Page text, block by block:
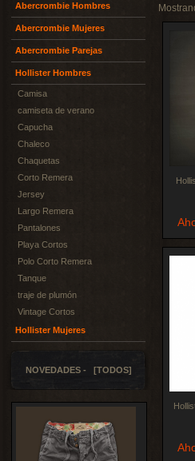
Abercrombie Hombres
Abercrombie Mujeres
Abercrombie Parejas
Hollister Hombres
Camisa
camiseta de verano
Capucha
Chaleco
Chaquetas
Corto Remera
Jersey
Largo Remera
Pantalones
Playa Cortos
Polo Corto Remera
Tanque
traje de plumón
Vintage Cortos
Hollister Mujeres
NOVEDADES - [TODOS]